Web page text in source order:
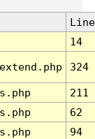
Line
14
324
211
62
94